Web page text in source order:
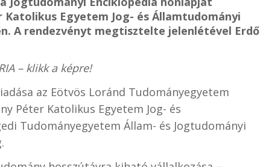
Egyetem Jog- és Államtudományi
A rendezvényt megtisztelte jelenlétével Erdő
– klikk a képre!
az Eötvös Loránd Tudományegyetem
Péter Katolikus Egyetem Jog- és
Tudományegyetem Állam- és Jogtudományi